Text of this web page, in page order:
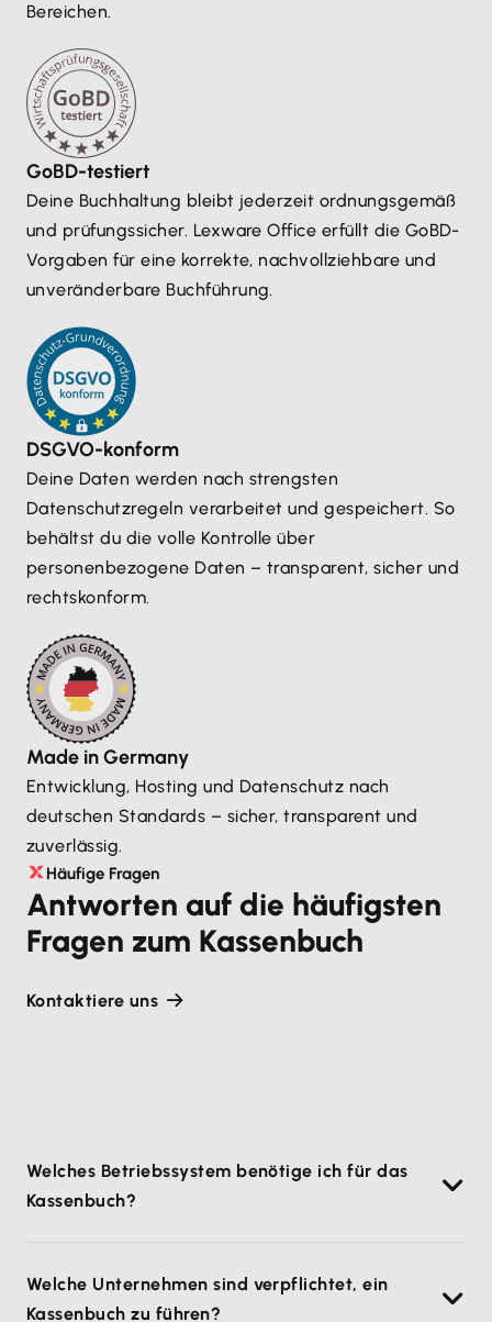
Bereichen.
GoBD-testiert
Deine Buchhaltung bleibt jederzeit ordnungsgemäß
und prüfungssicher. Lexware Office erfüllt die GoBD-
Vorgaben für eine korrekte, nachvollziehbare und
unveränderbare Buchführung.
DSGVO-konform
Deine Daten werden nach strengsten
Datenschutzregeln verarbeitet und gespeichert. So
behältst du die volle Kontrolle über
personenbezogene Daten – transparent, sicher und
rechtskonform.
Made in Germany
Entwicklung, Hosting und Datenschutz nach
deutschen Standards – sicher, transparent und
zuverlässig.
Häufige Fragen
Antworten auf die häufigsten
Fragen zum Kassenbuch
Kontaktiere uns
Welches Betriebssystem benötige ich für das
Kassenbuch?
anderes Betriebssystem? MitLexware Office
Problem! Unsere Lösung kannst du unabhängig von
Welche Unternehmen sind verpflichtet, ein
Kassenbuch zu führen?